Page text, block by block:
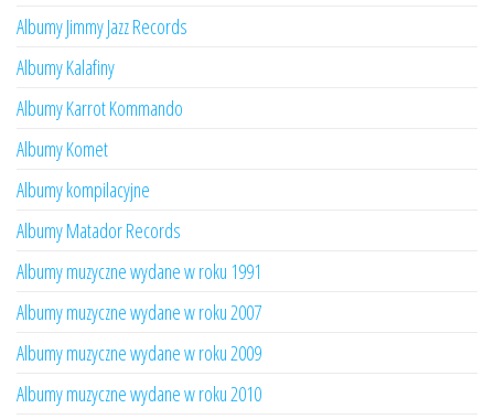
Albumy Jimmy Jazz Records
Albumy Kalafiny
Albumy Karrot Kommando
Albumy Komet
Albumy kompilacyjne
Albumy Matador Records
Albumy muzyczne wydane w roku 1991
Albumy muzyczne wydane w roku 2007
Albumy muzyczne wydane w roku 2009
Albumy muzyczne wydane w roku 2010